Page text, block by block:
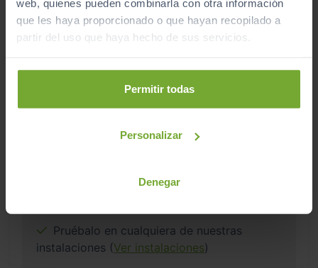
web, quienes pueden combinarla con otra información
que les haya proporcionado o que hayan recopilado a
partir del uso que haya hecho de sus servicios.
Permitir todas
Personalizar
Denegar
Pruébalo en cualquiera de nuestras
instalaciones (Ver instalaciones)